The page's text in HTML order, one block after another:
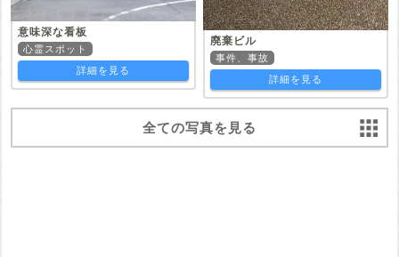
意味深な看板
心霊スポット
詳細を見る
廃棄ビル
事件、事故
詳細を見る
全ての写真を見る